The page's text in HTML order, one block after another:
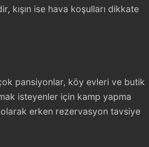
kışın ise hava koşulları dikkate
pansiyonlar, köy evleri ve butik
isteyenler için kamp yapma
olarak erken rezervasyon tavsiye